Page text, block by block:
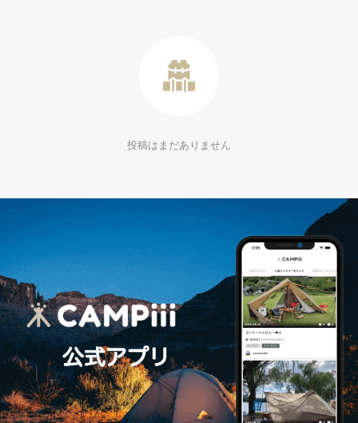
投稿はまだありません